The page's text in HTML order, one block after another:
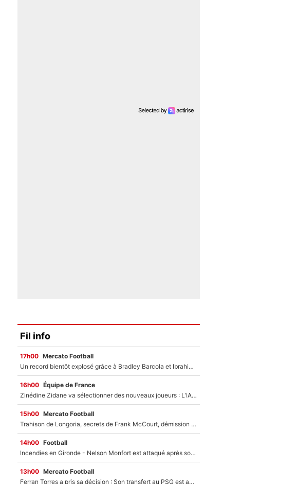
Fil info
17h00 Mercato Football
Un record bientôt explosé grâce à Bradley Barcola et Ibrahim Mbaye : Le PSG sur le point de réaliser un mercato historique ?
16h00 Équipe de France
Zinédine Zidane va sélectionner des nouveaux joueurs : L’IA dévoile les 5 cracks qui pourraient rapidement le rejoindre en équipe de France !
15h00 Mercato Football
Trahison de Longoria, secrets de Frank McCourt, démission de Roberto De Zerbi : Medhi Benatia se lâche sur son départ de l'OM et fait d'importantes révélations
14h00 Football
Incendies en Gironde - Nelson Monfort est attaqué après son dérapage sur CNews : «Et lui, il prend combien pour parler dans un studio climatisé?»
13h00 Mercato Football
Ferran Torres a pris sa décision : Son transfert au PSG est annoncé en Espagne !